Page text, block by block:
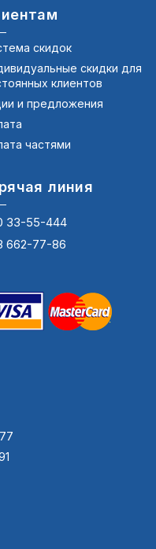
скидок
скидки для
клиентов
и предложения
частями
линия
33-55-444
662-77-86